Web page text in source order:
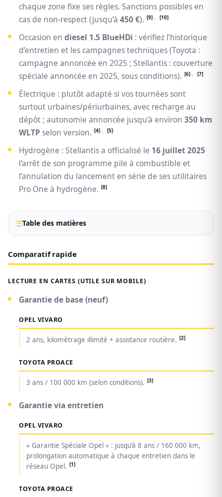
chaque zone fixe ses règles. Sanctions possibles en
cas de non-respect (jusqu’à 450 €). [9] , [10]
Occasion en diesel 1.5 BlueHDi : vérifiez l’historique
d’entretien et les campagnes techniques (Toyota :
campagne annoncée en 2025 ; Stellantis : couverture
spéciale annoncée en 2025, sous conditions). [6] , [7]
Électrique : plutôt adapté si vos tournées sont
surtout urbaines/périurbaines, avec recharge au
dépôt ; autonomie annoncée jusqu’à environ 350 km
WLTP selon version. [4] , [5]
Hydrogène : Stellantis a officialisé le 16 juillet 2025
l’arrêt de son programme pile à combustible et
l’annulation du lancement en série de ses utilitaires
Pro One à hydrogène. [8]
Table des matières
Comparatif rapide
LECTURE EN CARTES (UTILE SUR MOBILE)
Garantie de base (neuf)
OPEL VIVARO
2 ans, kilométrage illimité + assistance routière. [2]
TOYOTA PROACE
3 ans / 100 000 km (selon conditions). [3]
Garantie via entretien
OPEL VIVARO
« Garantie Spéciale Opel » : jusqu’à 8 ans / 160 000 km,
prolongation automatique à chaque entretien dans le
réseau Opel. [1]
TOYOTA PROACE